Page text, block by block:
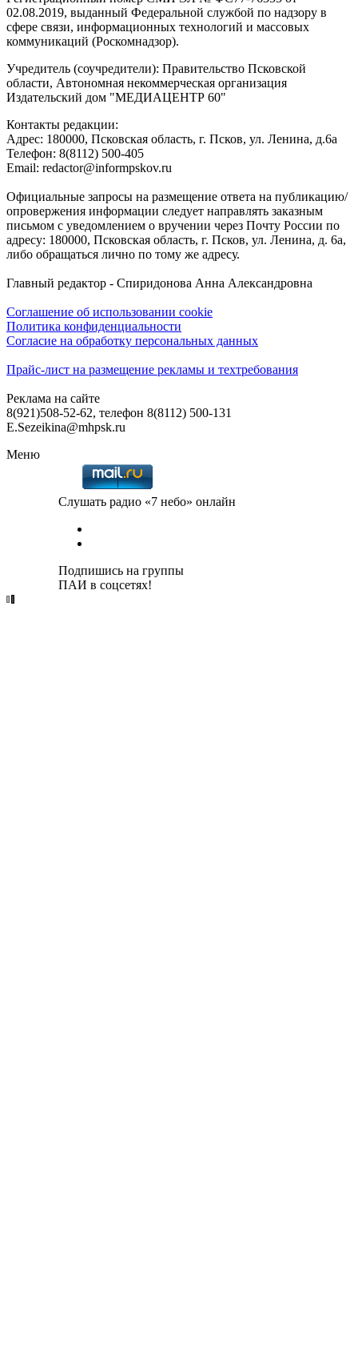
02.08.2019, выданный Федеральной службой по надзору в
сфере связи, информационных технологий и массовых
коммуникаций (Роскомнадзор).
Учредитель (соучредители): Правительство Псковской
области, Автономная некоммерческая организация
Издательский дом "МЕДИАЦЕНТР 60"
Контакты редакции:
Адреc: 180000, Псковская область, г. Псков, ул. Ленина, д.6а
Телефон: 8(8112) 500-405
Email: redactor@informpskov.ru
Официальные запросы на размещение ответа на публикацию/
опровержения информации следует направлять заказным
письмом с уведомлением о вручении через Почту России по
адресу: 180000, Псковская область, г. Псков, ул. Ленина, д. 6а,
либо обращаться лично по тому же адресу.
Главный редактор - Спиридонова Анна Александровна
Соглашение об использовании cookie
Политика конфиденциальности
Согласие на обработку персональных данных
Прайс-лист на размещение рекламы и техтребования
Реклама на сайте
8(921)508-52-62, телефон 8(8112) 500-131
E.Sezeikina@mhpsk.ru
Меню
Слушать радио «7 небо» онлайн
Подпишись на группы
ПАИ в соцсетях!